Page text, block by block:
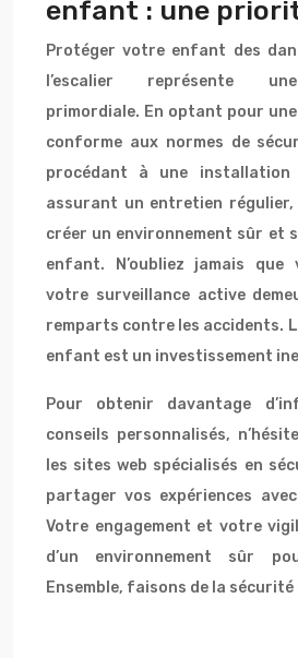
enfant : une
Protéger votre enfant des
l’escalier représente
primordiale. En optant pour
conforme aux normes de
procédant à une
assurant un entretien
créer un environnement sûr et
enfant. N’oubliez jamais
votre surveillance active
remparts contre les accidents.
enfant est un investissement
Pour obtenir davantage
conseils personnalisés,
les sites web spécialisés en
partager vos expériences
Votre engagement et votre
d’un environnement sûr
Ensemble, faisons de la